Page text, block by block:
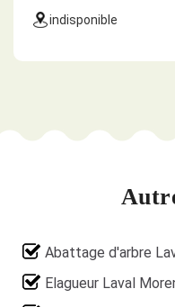
indisponible
Abattage d'arbre
Elagueur Laval